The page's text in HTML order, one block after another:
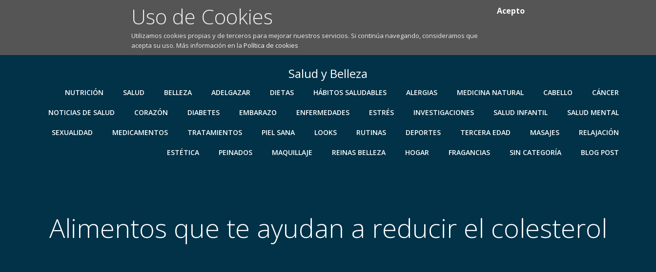
Uso de Cookies
Utilizamos cookies propias y de terceros para mejorar nuestros servicios. Si continúa navegando, consideramos que
acepta su uso. Más información en la Política de cookies
Acepto
Salud y Belleza
NUTRICIÓN SALUD BELLEZA ADELGAZAR DIETAS HÁBITOS SALUDABLES ALERGIAS MEDICINA NATURAL CABELLO CÁNCER
NOTICIAS DE SALUD CORAZÓN DIABETES EMBARAZO ENFERMEDADES ESTRÉS INVESTIGACIONES SALUD INFANTIL SALUD MENTAL
SEXUALIDAD MEDICAMENTOS TRATAMIENTOS PIEL SANA LOOKS RUTINAS DEPORTES TERCERA EDAD MASAJES RELAJACIÓN
ESTÉTICA PEINADOS MAQUILLAJE REINAS BELLEZA HOGAR FRAGANCIAS SIN CATEGORÍA BLOG POST
Alimentos que te ayudan a reducir el colesterol